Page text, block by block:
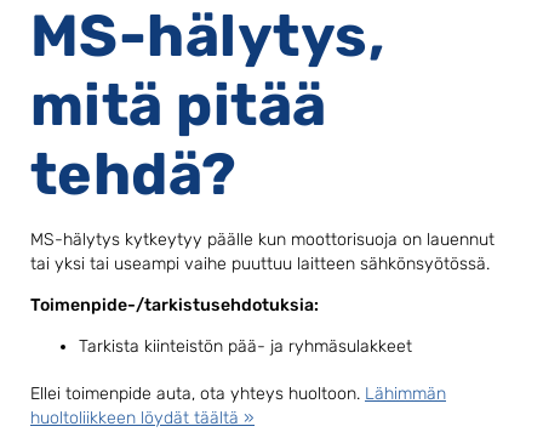
MS-hälytys,
mitä pitää
tehdä?
MS-hälytys kytkeytyy päälle kun moottorisuoja on lauennut
tai yksi tai useampi vaihe puuttuu laitteen sähkönsyötössä.
Toimenpide-/tarkistusehdotuksia:
Tarkista kiinteistön pää- ja ryhmäsulakkeet
Ellei toimenpide auta, ota yhteys huoltoon. Lähimmän
huoltoliikkeen löydät täältä »